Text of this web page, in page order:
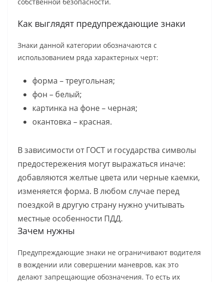
Как выглядят предупреждающие знаки
Знаки данной категории обозначаются с
использованием ряда характерных черт:
форма – треугольная;
фон – белый;
картинка на фоне – черная;
окантовка – красная.
В зависимости от ГОСТ и государства символы
предостережения могут выражаться иначе:
добавляются желтые цвета или черные каемки,
изменяется форма. В любом случае перед
поездкой в другую страну нужно учитывать
местные особенности ПДД.
Зачем нужны
Предупреждающие знаки не ограничивают водителя
в вождении или совершении маневров, как это
делают запрещающие обозначения. То есть их